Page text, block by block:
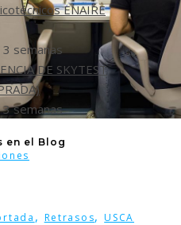
, Retrasos,USCA
ENAIRE
semanas
DE SKYTEST
semanas
en el Blog